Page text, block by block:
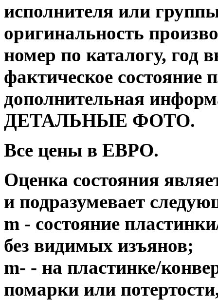
исполнителя или
оригинальность
номер по каталогу, год
фактическое состояние
дополнительная
ДЕТАЛЬНЫЕ ФОТО.
Все цены в ЕВРО.
Оценка состояния
и подразумевает
m - состояние
без видимых изъянов;
m- - на пластинке/
помарки или